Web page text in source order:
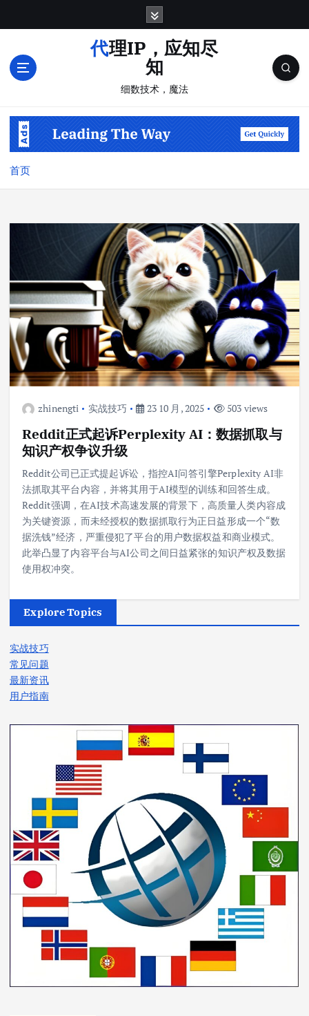
代理IP，应知尽
知
细数技术，魔法
首页
zhinengti 实战技巧 23 10 月, 2025 503 views
Reddit正式起诉Perplexity AI：数据抓取与
知识产权争议升级
Reddit公司已正式提起诉讼，指控AI问答引擎Perplexity AI非
法抓取其平台内容，并将其用于AI模型的训练和回答生成。
Reddit强调，在AI技术高速发展的背景下，高质量人类内容成
为关键资源，而未经授权的数据抓取行为正日益形成一个“数
据洗钱”经济，严重侵犯了平台的用户数据权益和商业模式。
此举凸显了内容平台与AI公司之间日益紧张的知识产权及数据
使用权冲突。
Explore Topics
实战技巧
常见问题
最新资讯
用户指南